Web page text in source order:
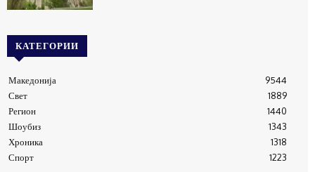
КАТЕГОРИИ
Македонија
9544
Свет
1889
Регион
1440
Шоубиз
1343
Хроника
1318
Спорт
1223